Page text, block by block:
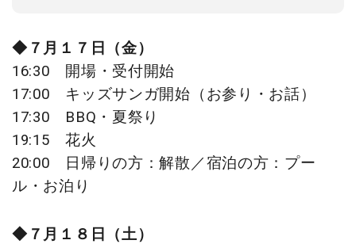
◆７月１７日（金）
16:30 開場・受付開始
17:00 キッズサンガ開始（ お参り・お話）
17:30 BBQ・夏祭り
19:15 花火
20:00
日帰りの方：解散／宿泊の方：プー
ル・お泊り
◆７月１８日（土）